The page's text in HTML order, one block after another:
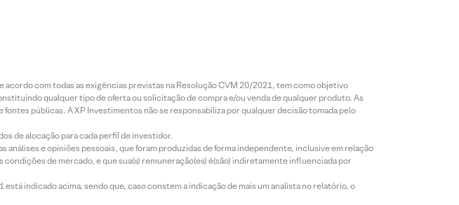
com todas as exigências previstas na Resolução CVM 20/2021, tem como objetivo
qualquer tipo de oferta ou solicitação de compra e/ou venda de qualquer produto. As
públicas. A XP Investimentos não se responsabiliza por qualquer decisão tomada pelo
de alocação para cada perfil de investidor.
e opiniões pessoais, que foram produzidas de forma independente, inclusive em relação
de mercado, e que sua(s) remuneração(es) é(são) indiretamente influenciada por
indicado acima, sendo que, caso constem a indicação de mais um analista no relatório, o